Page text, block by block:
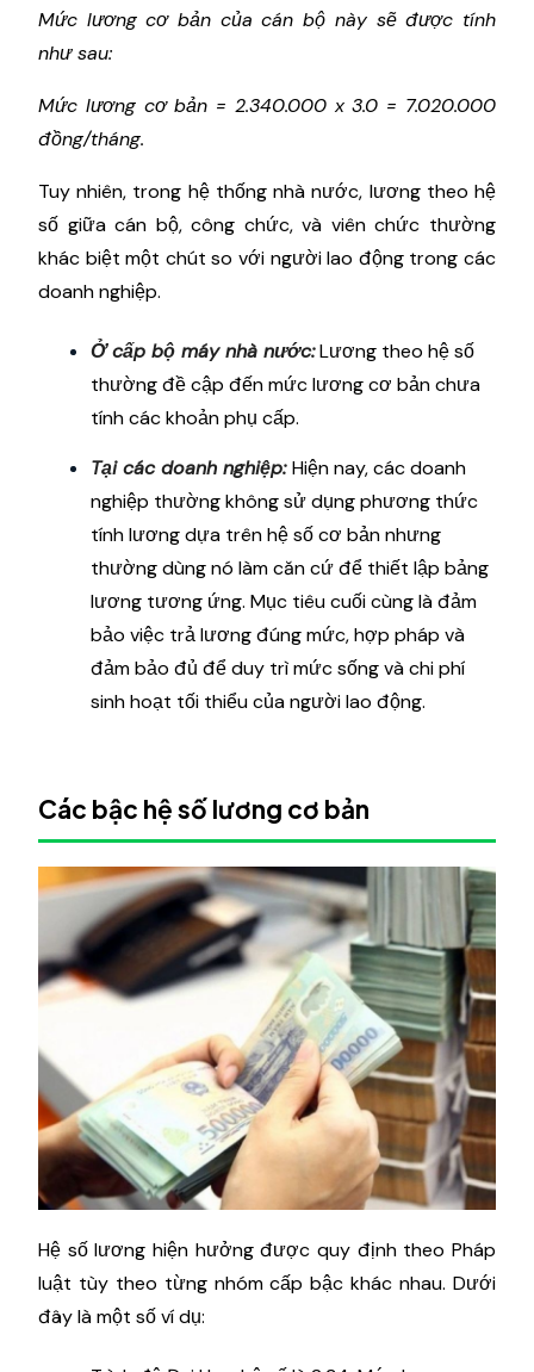
Mức lương cơ bản của cán bộ này sẽ được tính
như sau:
Mức lương cơ bản = 2.340.000 x 3.0 = 7.020.000
đồng/tháng.
Tuy nhiên, trong hệ thống nhà nước, lương theo hệ
số giữa cán bộ, công chức, và viên chức thường
khác biệt một chút so với người lao động trong các
doanh nghiệp.
Ở cấp bộ máy nhà nước:Lương theo hệ số
thường đề cập đến mức lương cơ bản chưa
tính các khoản phụ cấp.
Tại các doanh nghiệp: Hiện nay, các doanh
nghiệp thường không sử dụng phương thức
tính lương dựa trên hệ số cơ bản nhưng
thường dùng nó làm căn cứ để thiết lập bảng
lương tương ứng. Mục tiêu cuối cùng là đảm
bảo việc trả lương đúng mức, hợp pháp và
đảm bảo đủ để duy trì mức sống và chi phí
sinh hoạt tối thiểu của người lao động.
Các bậc hệ số lương cơ bản
Hệ số lương hiện hưởng được quy định theo Pháp
luật tùy theo từng nhóm cấp bậc khác nhau. Dưới
đây là một số ví dụ: